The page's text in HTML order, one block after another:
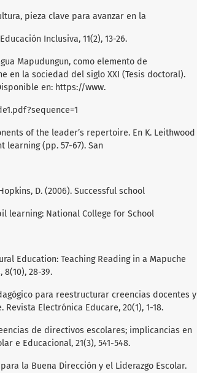
pieza clave para avanzar en la
Inclusiva, 11(2), 13-26.
Mapudungun, como elemento de
en la sociedad del siglo XXI (Tesis doctoral).
en: https://www.
of the leader’s repertoire. En K. Leithwood
learning (pp. 57-67). San
D. (2006). Successful school
learning: National College for School
Education: Teaching Reading in a Mapuche
28-39.
para reestructurar creencias docentes y
Electrónica Educare, 20(1), 1-18.
de directivos escolares; implicancias en
e Educacional, 21(3), 541-548.
la Buena Dirección y el Liderazgo Escolar.